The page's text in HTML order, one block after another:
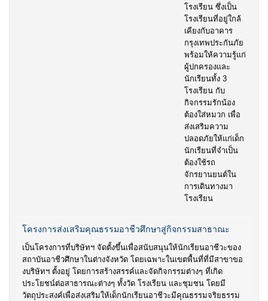
โรงเรียน ซึ่งเป็น
โรงเรียนที่อยู่ใกล้
เคียงกับอาคาร
กรุงเทพประกันภัย
พร้อมให้ความรู้แก่
ผู้ปกครองและ
นักเรียนทั้ง 3
โรงเรียน กับ
กิจกรรมรักน้อง
ต้องใส่หมวก เพื่อ
ส่งเสริมความ
ปลอดภัยให้แก่เด็ก
นักเรียนที่จำเป็น
ต้องใช้รถ
จักรยานยนต์ใน
การเดินทางมา
โรงเรียน
โครงการส่งเสริมคุณธรรมอาชีวศึกษาสู่กิจกรรมสาธาณะ
เป็นโครงการที่บริษัทฯ จัดตั้งขึ้นเพื่อสนับสนุนให้นักเรียนอาชีวะของ
สถาบันอาชีวศึกษาในต่างจังหวัด โดยเฉพาะในเขตพื้นที่ที่มีสาขาขอ
งบริษัทฯ ตั้งอยู่ โดยการสร้างสรรค์และจัดกิจกรรมต่างๆ ที่เกิด
ประโยชน์ต่อสาธารณะต่างๆ ทั้งวัด โรงเรียน และชุมชน โดยมี
วัตถุประสงค์เพื่อส่งเสริมให้เด็กนักเรียนอาชีวะมีคุณธรรมจริยธรรม